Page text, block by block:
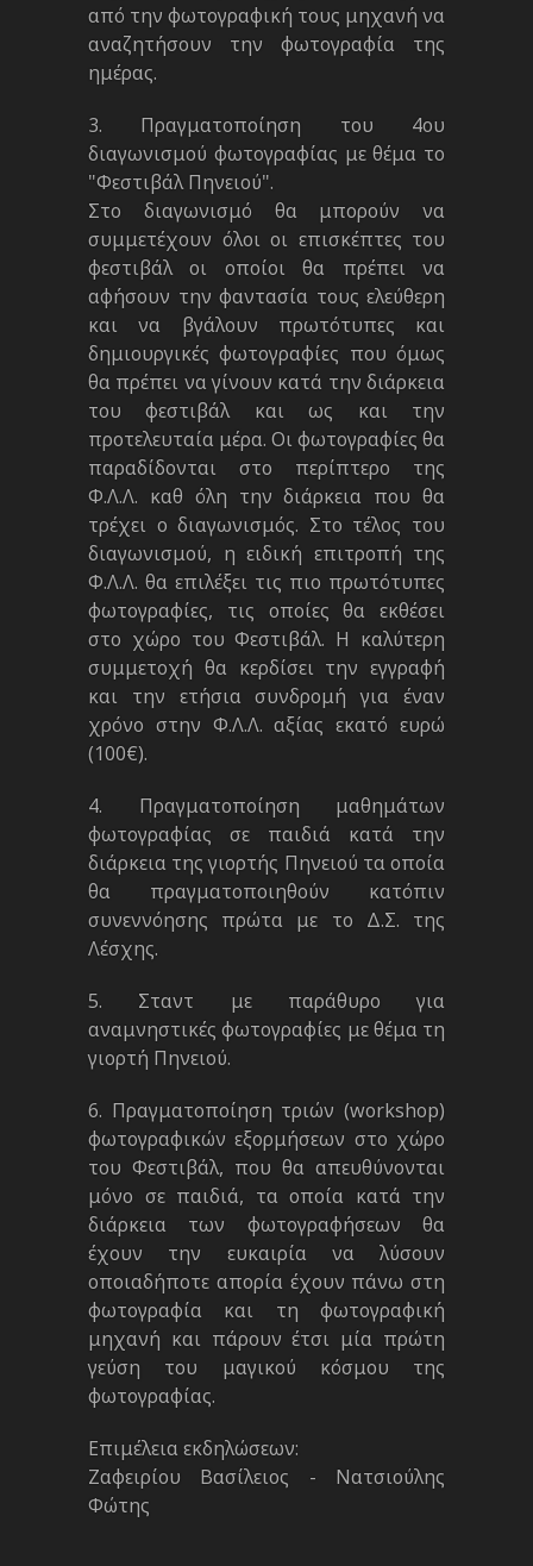
από την φωτογραφική τους μηχανή να
αναζητήσουν την φωτογραφία της
ημέρας.
3. Πραγματοποίηση του 4ου
διαγωνισμού φωτογραφίας με θέμα το
"Φεστιβάλ Πηνειού".
Στο διαγωνισμό θα μπορούν να
συμμετέχουν όλοι οι επισκέπτες του
φεστιβάλ οι οποίοι θα πρέπει να
αφήσουν την φαντασία τους ελεύθερη
και να βγάλουν πρωτότυπες και
δημιουργικές φωτογραφίες που όμως
θα πρέπει να γίνουν κατά την διάρκεια
του φεστιβάλ και ως και την
προτελευταία μέρα. Οι φωτογραφίες θα
παραδίδονται στο περίπτερο της
Φ.Λ.Λ. καθ όλη την διάρκεια που θα
τρέχει ο διαγωνισμός. Στο τέλος του
διαγωνισμού, η ειδική επιτροπή της
Φ.Λ.Λ. θα επιλέξει τις πιο πρωτότυπες
φωτογραφίες, τις οποίες θα εκθέσει
στο χώρο του Φεστιβάλ. Η καλύτερη
συμμετοχή θα κερδίσει την εγγραφή
και την ετήσια συνδρομή για έναν
χρόνο στην Φ.Λ.Λ. αξίας εκατό ευρώ
(100€).
4. Πραγματοποίηση μαθημάτων
φωτογραφίας σε παιδιά κατά την
διάρκεια της γιορτής Πηνειού τα οποία
θα πραγματοποιηθούν κατόπιν
συνεννόησης πρώτα με το Δ.Σ. της
Λέσχης.
5. Σταντ με παράθυρο για
αναμνηστικές φωτογραφίες με θέμα τη
γιορτή Πηνειού.
6. Πραγματοποίηση τριών (workshop)
φωτογραφικών εξορμήσεων στο χώρο
του Φεστιβάλ, που θα απευθύνονται
μόνο σε παιδιά, τα οποία κατά την
διάρκεια των φωτογραφήσεων θα
έχουν την ευκαιρία να λύσουν
οποιαδήποτε απορία έχουν πάνω στη
φωτογραφία και τη φωτογραφική
μηχανή και πάρουν έτσι μία πρώτη
γεύση του μαγικού κόσμου της
φωτογραφίας.
Επιμέλεια εκδηλώσεων:
Ζαφειρίου Βασίλειος - Νατσιούλης
Φώτης